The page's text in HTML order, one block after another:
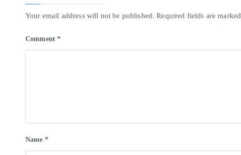
Your email address will not be published. Required fields are marked
Comment*
Name *